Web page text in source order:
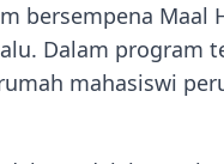
bersempena Maal
Dalam program
mahasiswi